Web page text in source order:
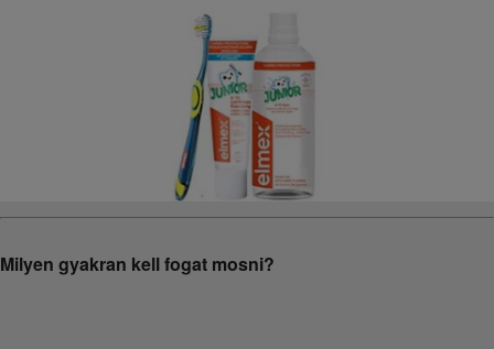
Milyen gyakran kell fogat mosni?